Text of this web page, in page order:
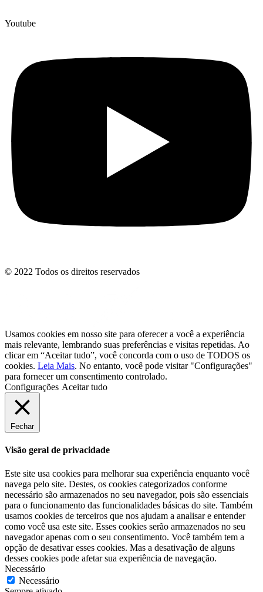
Youtube
© 2022 Todos os direitos reservados
Usamos cookies em nosso site para oferecer a você a experiência
mais relevante, lembrando suas preferências e visitas repetidas. Ao
clicar em “Aceitar tudo”, você concorda com o uso de TODOS os
cookies. Leia Mais. No entanto, você pode visitar "Configurações"
para fornecer um consentimento controlado.
Configurações Aceitar tudo
Fechar
Visão geral de privacidade
Este site usa cookies para melhorar sua experiência enquanto você
navega pelo site. Destes, os cookies categorizados conforme
necessário são armazenados no seu navegador, pois são essenciais
para o funcionamento das funcionalidades básicas do site. Também
usamos cookies de terceiros que nos ajudam a analisar e entender
como você usa este site. Esses cookies serão armazenados no seu
navegador apenas com o seu consentimento. Você também tem a
opção de desativar esses cookies. Mas a desativação de alguns
desses cookies pode afetar sua experiência de navegação.
Necessário
Necessário